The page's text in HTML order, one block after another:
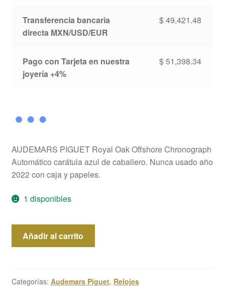
Transferencia bancaria
directa MXN/USD/EUR
$49,421.48
Pago con Tarjeta en nuestra
joyería +4%
$51,398.34
AUDEMARS PIGUET Royal Oak Offshore Chronograph
Automático carátula azul de caballero. Nunca usado año
2022 con caja y papeles.
1 disponibles
Audemars
Piguet
Offshore
Añadir al carrito
Categorías: Audemars Piguet, Relojes